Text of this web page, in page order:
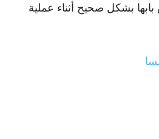
بشكل صحيح أثناء عملية